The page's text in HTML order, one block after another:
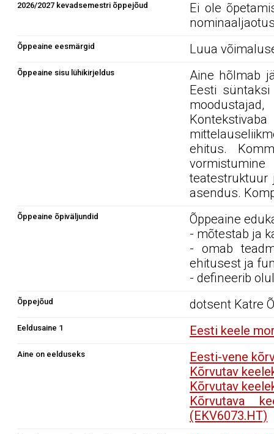
2026/2027 kevadsemestri õppejõud
Ei ole
Õppeaine eesmärgid Luua
Õppeaine sisu lühikirjeldus
Aine hõlmab
Eesti
ehitus.
teatestruktuur
asendus.
Õppeaine õpiväljundid
Õppeaine
- mõtestab ja
- omab
ehitusest ja
- defineerib
Õppejõud dotsent Katre
Eeldusaine 1 Eesti keele
Aine on eelduseks
Eesti-vene
Kõrvutav
Kõrvutav
Kõrvutava
(EKV6073.HT)